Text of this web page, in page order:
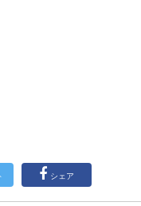
シェア